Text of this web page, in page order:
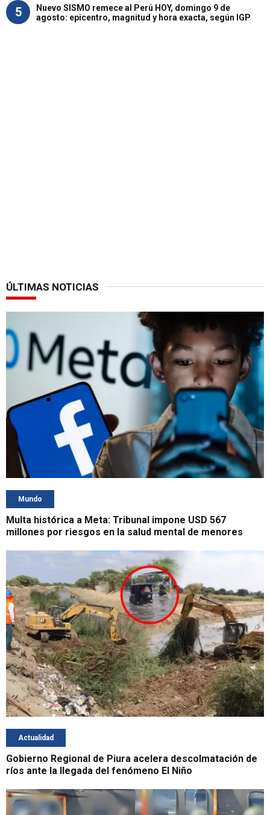
5
Nuevo SISMO remece al Perú HOY, domingo 9 de
agosto: epicentro, magnitud y hora exacta, según IGP
ÚLTIMAS NOTICIAS
Mundo
Multa histórica a Meta: Tribunal impone USD 567
millones por riesgos en la salud mental de menores
Actualidad
Gobierno Regional de Piura acelera descolmatación de
ríos ante la llegada del fenómeno El Niño